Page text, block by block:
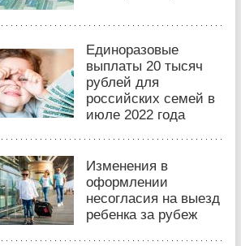
Единоразовые
выплаты 20 тысяч
рублей для
российских семей в
июле 2022 года
Изменения в
оформлении
несогласия на выезд
ребенка за рубеж